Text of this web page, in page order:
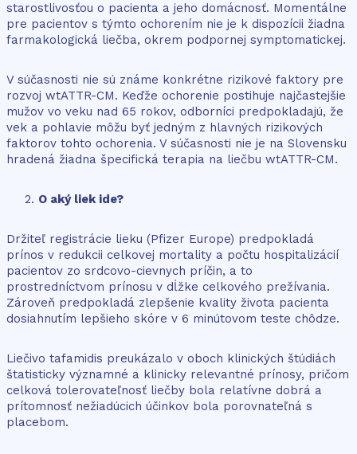
starostlivosťou o pacienta a jeho domácnosť. Momentálne
pre pacientov s týmto ochorením nie je k dispozícii žiadna
farmakologická liečba, okrem podpornej symptomatickej.
V súčasnosti nie sú známe konkrétne rizikové faktory pre
rozvoj wtATTR-CM. Keďže ochorenie postihuje najčastejšie
mužov vo veku nad 65 rokov, odborníci predpokladajú, že
vek a pohlavie môžu byť jedným z hlavných rizikových
faktorov tohto ochorenia. V súčasnosti nie je na Slovensku
hradená žiadna špecifická terapia na liečbu wtATTR-CM.
O aký liek ide?
Držiteľ registrácie lieku (Pfizer Europe) predpokladá
prínos v redukcii celkovej mortality a počtu hospitalizácií
pacientov zo srdcovo-cievnych príčin, a to
prostredníctvom prínosu v dĺžke celkového prežívania.
Zároveň predpokladá zlepšenie kvality života pacienta
dosiahnutím lepšieho skóre v 6 minútovom teste chôdze.
Liečivo tafamidis preukázalo v oboch klinických štúdiách
štatisticky významné a klinicky relevantné prínosy, pričom
celková tolerovateľnosť liečby bola relatívne dobrá a
prítomnosť nežiadúcich účinkov bola porovnateľná s
placebom.